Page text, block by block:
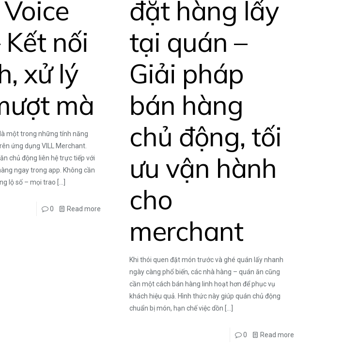
Kết nối
xử lý
mà
một trong những tính năng
ứng dụng VILL Merchant.
chủ động liên hệ trực tiếp với
ngay trong app. Không cần
lộ số – mọi trao
0 Read more
đặt hàng lấy
tại quán –
Giải pháp
bán hàng
chủ động, tối
ưu vận hành
cho
merchant
Khi thói quen đặt món trước và ghé quán lấy nhanh
ngày càng phổ biến, các nhà hàng – quán ăn cũng
cần một cách bán hàng linh hoạt hơn để phục vụ
khách hiệu quả. Hình thức này giúp quán chủ động
chuẩn bị món, hạn chế việc dồn
0 Read more